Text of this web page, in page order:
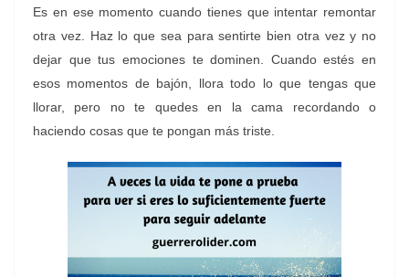
Es en ese momento cuando tienes que intentar remontar
otra vez. Haz lo que sea para sentirte bien otra vez y no
dejar que tus emociones te dominen. Cuando estés en
esos momentos de bajón, llora todo lo que tengas que
llorar, pero no te quedes en la cama recordando o
haciendo cosas que te pongan más triste.